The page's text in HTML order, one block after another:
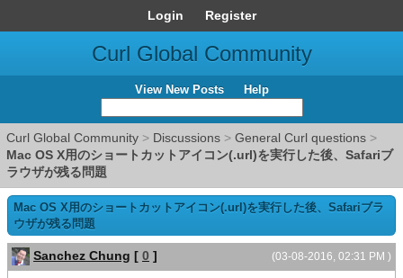
Login Register
Curl Global Community
View New Posts Help
Curl Global Community > Discussions > General Curl questions >
Mac OS X用のショートカットアイコン(.url)を実行した後、Safariブ
ラウザが残る問題
Mac OS X用のショートカットアイコン(.url)を実行した後、Safariブラ
ウザが残る問題
(03-08-2016, 02:31 PM )
Sanchez Chung [ 0 ]